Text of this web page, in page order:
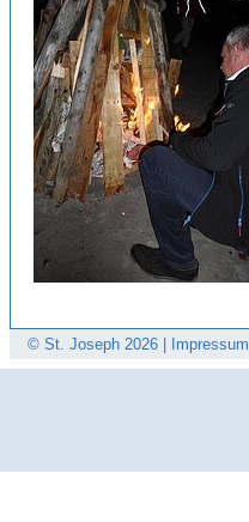
© St. Joseph 2026 | Impressum